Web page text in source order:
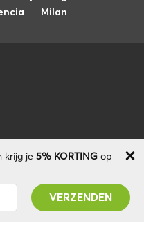
krijg je 5% KORTING op
U ontvangt uw
uw account!
Milan
+34 675 176 220